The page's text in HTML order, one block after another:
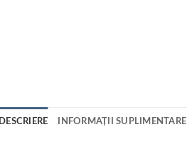
DESCRIERE INFORMAȚII SUPLIMENTARE